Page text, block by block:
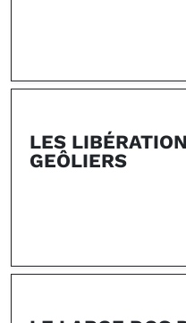
LES
GEÔLIERS